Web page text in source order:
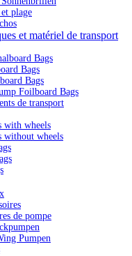
plage
et matériel de transport
Bags
Bags
Bags
Foilboard Bags
de transport
with wheels
without wheels
de pompe
Pumpen